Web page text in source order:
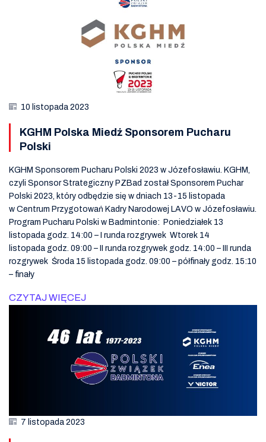
10 listopada 2023
KGHM Polska Miedź Sponsorem Pucharu
Polski
KGHM Sponsorem Pucharu Polski 2023 w Józefosławiu. KGHM,
czyli Sponsor Strategiczny PZBad został Sponsorem Puchar
Polski 2023, który odbędzie się w dniach 13-15 listopada
w Centrum Przygotowań Kadry Narodowej LAVO w Józefosławiu.
Program Pucharu Polski w Badmintonie: Poniedziałek 13
listopada godz. 14:00 – I runda rozgrywek Wtorek 14
listopada godz. 09:00 – II runda rozgrywek godz. 14:00 – III runda
rozgrywek Środa 15 listopada godz. 09:00 – półfinały godz. 15:10
– finały
CZYTAJ WIĘCEJ
7 listopada 2023